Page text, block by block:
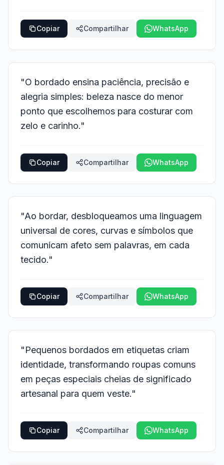
Copiar Compartilhar WhatsApp
"O bordado ensina paciência, precisão e
alegria simples: beleza nasce do menor
ponto que escolhemos para costurar com
zelo e carinho."
Copiar Compartilhar WhatsApp
"Ao bordar, desbloqueamos uma linguagem
universal de cores, curvas e símbolos que
comunicam afeto sem palavras, em cada
tecido."
Copiar Compartilhar WhatsApp
"Pequenos bordados em etiquetas criam
identidade, transformando roupas comuns
em peças especiais cheias de significado
artesanal para quem veste."
Copiar Compartilhar WhatsApp